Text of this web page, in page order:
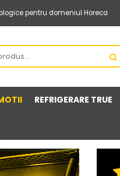
pentru domeniul Horeca
REFRIGERARE TRUE